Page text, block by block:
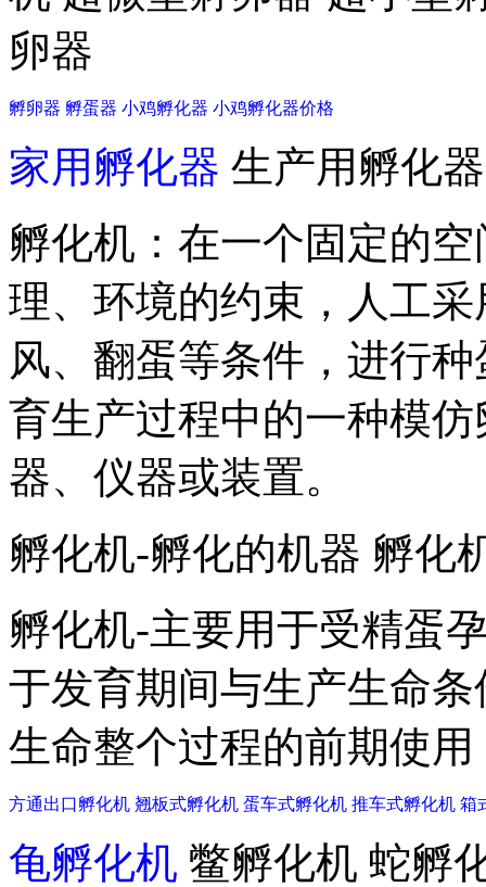
卵器
孵卵器 孵蛋器 小鸡孵化器 小鸡孵化器价格
家用孵化器 生产用孵化
孵化机：在一个固定的
理、环境的约束，人工
风、翻蛋等条件，进行
育生产过程中的一种模
器、仪器或装置。
孵化机-孵化的机器 孵化
孵化机-主要用于受精蛋
于发育期间与生产生命
生命整个过程的前期使
方通出口孵化机 翘板式孵化机 蛋车式孵化机 推车式孵化机 箱
龟孵化机 鳖孵化机 蛇孵